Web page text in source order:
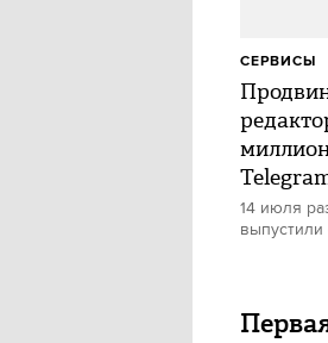
14 июля
СЕРВИСЫ